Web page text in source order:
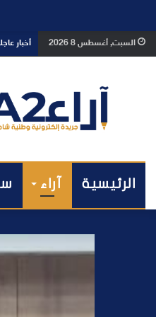
السبت, أغسطس 8 2026 أخبار
الرئيسية آراء